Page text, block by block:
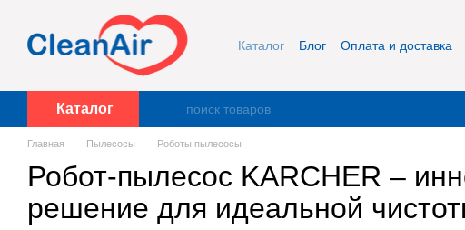
Перейти к основному контенту
Каталог Блог Оплата и доставка
Каталог
Главная Пылесосы Роботы пылесосы
Робот-пылесос KARCHER –
решение для идеальной